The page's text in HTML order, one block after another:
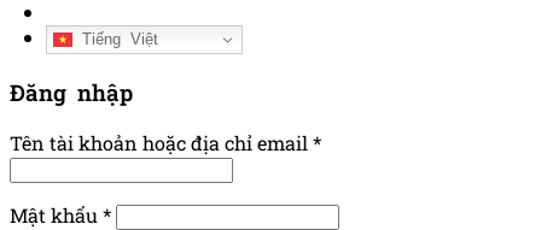
Tiếng Việt
Đăng nhập
Tên tài khoản hoặc địa chỉ email *
Mật khẩu *